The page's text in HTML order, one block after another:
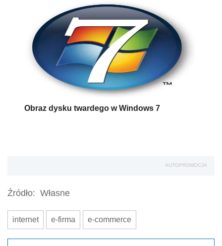
Obraz dysku twardego w Windows 7
AUTOPROMOCJA
Źródło: Własne
internet e-firma e-commerce